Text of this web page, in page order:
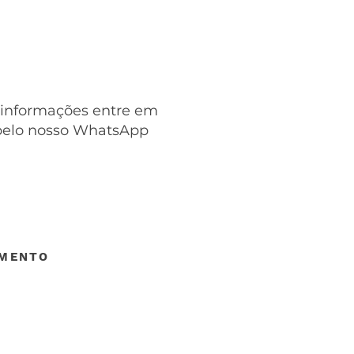
entre em
nosso WhatsApp